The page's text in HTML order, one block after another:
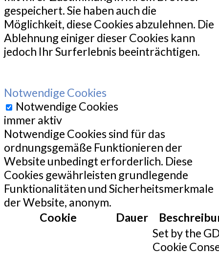
gespeichert. Sie haben auch die
Möglichkeit, diese Cookies abzulehnen. Die
Ablehnung einiger dieser Cookies kann
jedoch Ihr Surferlebnis beeinträchtigen.
Notwendige Cookies
Notwendige Cookies
immer aktiv
Notwendige Cookies sind für das
ordnungsgemäße Funktionieren der
Website unbedingt erforderlich. Diese
Cookies gewährleisten grundlegende
Funktionalitäten und Sicherheitsmerkmale
der Website, anonym.
Cookie
Dauer
Set by the
Cookie